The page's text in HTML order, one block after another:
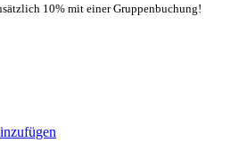
10% mit einer Gruppenbuchung!